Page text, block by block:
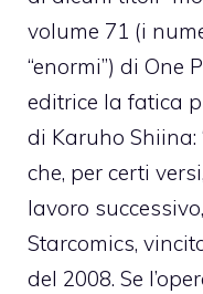
volume 71 (i
“enormi”) di One
editrice la fatica
di Karuho Shiina:
che, per certi
lavoro
Starcomics,
del 2008. Se